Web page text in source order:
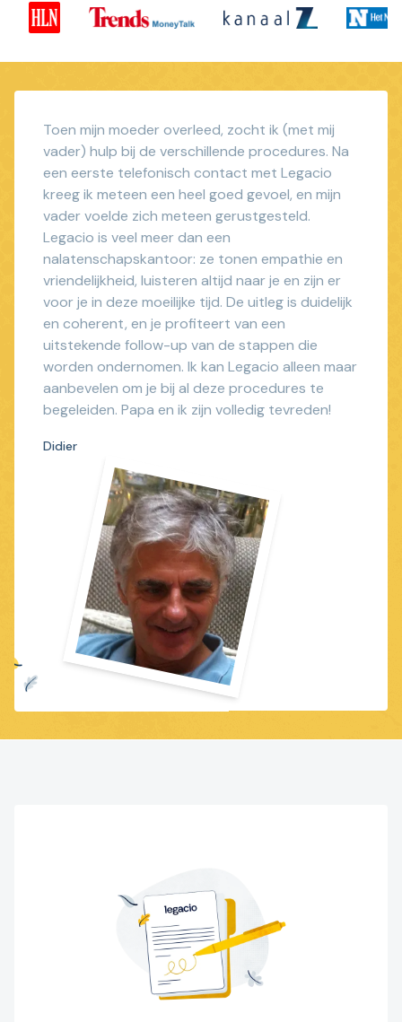
Toen mijn moeder overleed, zocht ik (met mij
vader) hulp bij de verschillende procedures. Na
een eerste telefonisch contact met Legacio
kreeg ik meteen een heel goed gevoel, en mijn
vader voelde zich meteen gerustgesteld.
Legacio is veel meer dan een
nalatenschapskantoor: ze tonen empathie en
vriendelijkheid, luisteren altijd naar je en zijn er
voor je in deze moeilijke tijd. De uitleg is duidelijk
en coherent, en je profiteert van een
uitstekende follow-up van de stappen die
worden ondernomen. Ik kan Legacio alleen maar
aanbevelen om je bij al deze procedures te
begeleiden. Papa en ik zijn volledig tevreden!
Didier